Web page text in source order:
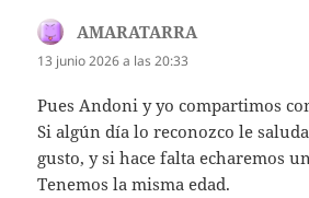
AMARATARRAdice:
13 junio 2026 a las 20:33
Pues Andoni y yo compartimos
Si algún día lo reconozco le
gusto, y si hace falta echaremos
Tenemos la misma edad.